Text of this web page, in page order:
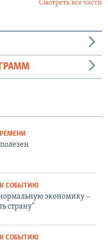
Смотреть все части
СОБЫТИЮ
экономику –
страну"
СОБЫТИЮ